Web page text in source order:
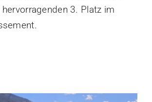
3. Platz im